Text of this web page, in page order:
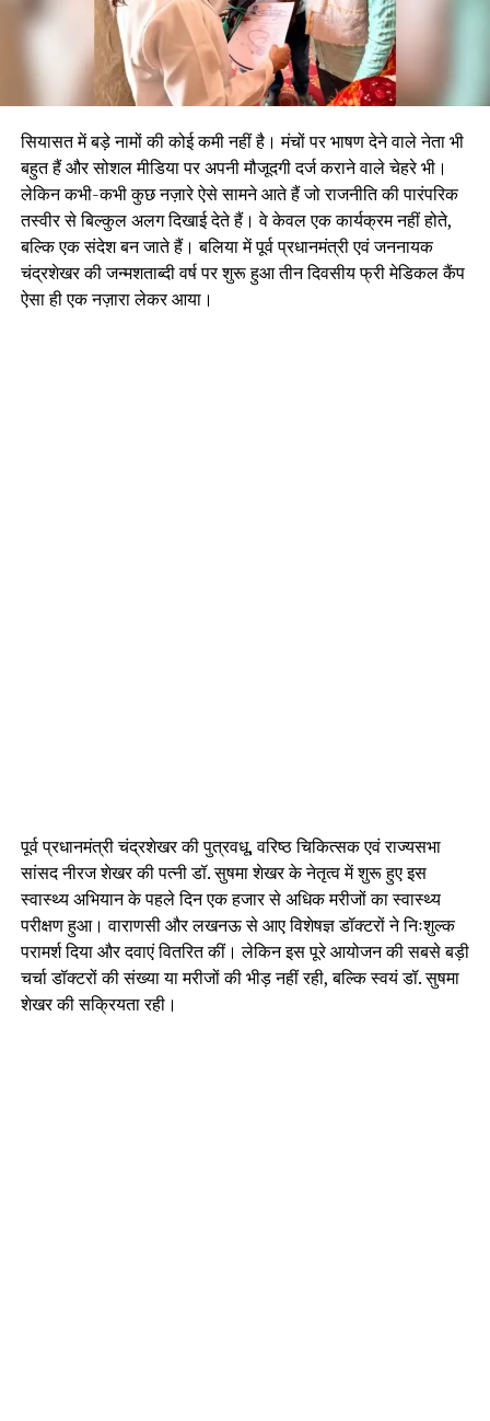
सियासत में बड़े नामों की कोई कमी नहीं है। मंचों पर भाषण देने वाले नेता भी
बहुत हैं और सोशल मीडिया पर अपनी मौजूदगी दर्ज कराने वाले चेहरे भी।
लेकिन कभी-कभी कुछ नज़ारे ऐसे सामने आते हैं जो राजनीति की पारंपरिक
तस्वीर से बिल्कुल अलग दिखाई देते हैं। वे केवल एक कार्यक्रम नहीं होते,
बल्कि एक संदेश बन जाते हैं। बलिया में पूर्व प्रधानमंत्री एवं जननायक
चंद्रशेखर की जन्मशताब्दी वर्ष पर शुरू हुआ तीन दिवसीय फ्री मेडिकल कैंप
ऐसा ही एक नज़ारा लेकर आया।
पूर्व प्रधानमंत्री चंद्रशेखर की पुत्रवधू, वरिष्ठ चिकित्सक एवं राज्यसभा
सांसद नीरज शेखर की पत्नी डॉ. सुषमा शेखर के नेतृत्व में शुरू हुए इस
स्वास्थ्य अभियान के पहले दिन एक हजार से अधिक मरीजों का स्वास्थ्य
परीक्षण हुआ। वाराणसी और लखनऊ से आए विशेषज्ञ डॉक्टरों ने निःशुल्क
परामर्श दिया और दवाएं वितरित कीं। लेकिन इस पूरे आयोजन की सबसे बड़ी
चर्चा डॉक्टरों की संख्या या मरीजों की भीड़ नहीं रही, बल्कि स्वयं डॉ. सुषमा
शेखर की सक्रियता रही।